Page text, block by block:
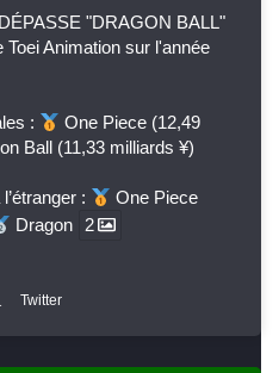
"DRAGON BALL"
Animation sur l'année
:
One Piece (12,49
Ball (11,33 milliards ¥)
:
One Piece
Dragon 2
Twitter